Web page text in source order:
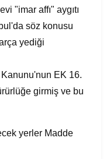
"imar affı" aygıtı
söz konusu
yediği
Kanunu'nun EK 16.
girmiş ve bu
yerler Madde